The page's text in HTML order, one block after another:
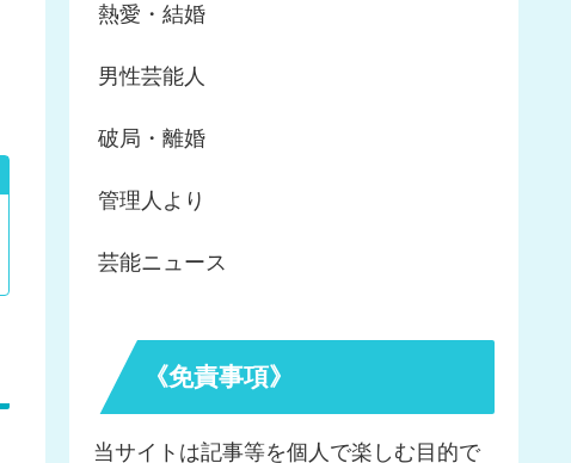
熱愛・結婚
男性芸能人
破局・離婚
管理人より
芸能ニュース
《免責事項》
当サイトは記事等を個人で楽しむ目的で